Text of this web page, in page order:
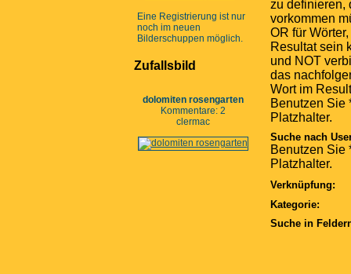
Eine Registrierung ist nur
noch im neuen
Bilderschuppen möglich.
Zufallsbild
dolomiten rosengarten
Kommentare: 2
clermac
zu definieren,
vorkommen
OR für
Resultat sein
und NOT
das
Wort im
Benutzen Sie
Platzhalter.
Suche nach
Benutzen Sie
Platzhalter.
Verknüpfung:
Kategorie:
Suche in